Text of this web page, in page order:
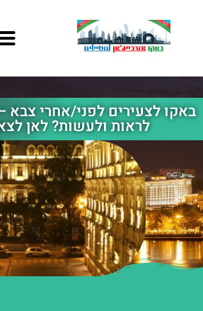
באקו לצעירים לפני/אחרי צבא
לראות ולעשות? לאן